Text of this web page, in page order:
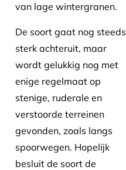
van lage wintergranen.
De soort gaat nog steeds
sterk achteruit, maar
wordt gelukkig nog met
enige regelmaat op
stenige, ruderale en
verstoorde terreinen
gevonden, zoals langs
spoorwegen. Hopelijk
besluit de soort de